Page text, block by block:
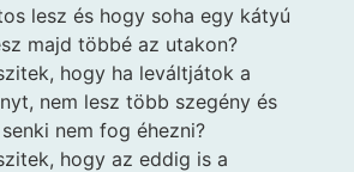
lesz és hogy soha egy kátyú
majd többé az utakon?
hogy ha leváltjátok a
nem lesz több szegény és
nem fog éhezni?
hogy az eddig is a